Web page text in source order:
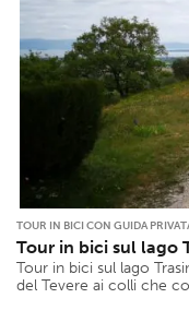
TOUR IN BICI CON GUIDA
Tour in bici sul lago
Tour in bici sul lago
del Tevere ai colli che